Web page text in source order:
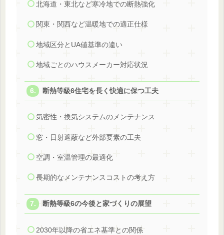
北海道・東北など寒冷地での断熱強化
関東・関西など温暖地での適正仕様
地域区分とUA値基準の違い
地域ごとのハウスメーカー対応状況
断熱等級6住宅を長く快適に保つ工夫
気密性・換気システムのメンテナンス
窓・日射遮蔽など外部要素の工夫
空調・室温管理の最適化
長期的なメンテナンスコストの考え方
断熱等級6の今後と家づくりの展望
2030年以降の省エネ基準との関係